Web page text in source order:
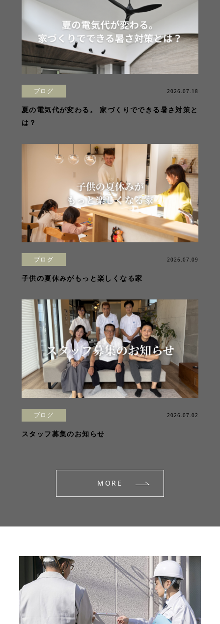
ブログ 2026.07.18
夏の電気代が変わる。 家づくりでできる暑さ対策と
は？
ブログ 2026.07.09
子供の夏休みがもっと楽しくなる家
ブログ 2026.07.02
スタッフ募集のお知らせ
MORE